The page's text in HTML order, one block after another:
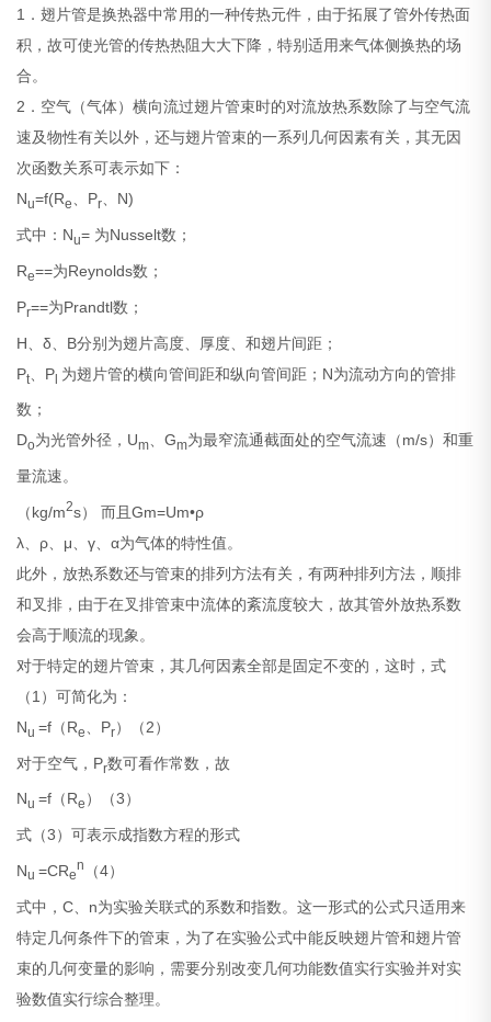
1．翅片管是换热器中常用的一种传热元件，由于拓展了管外传热面
积，故可使光管的传热热阻大大下降，特别适用来气体侧换热的场
合。
2．空气（气体）横向流过翅片管束时的对流放热系数除了与空气流
速及物性有关以外，还与翅片管束的一系列几何因素有关，其无因
次函数关系可表示如下：
Nu=f(Re、Pr、 N)
式中：Nu= 为Nusselt数；
Re==为Reynolds数；
Pr==为Prandtl数；
H、δ、B分别为翅片高度、厚度、和翅片间距；
Pt 、Pl 为翅片管的横向管间距和纵向管间距；N为流动方向的管排
数；
Do为光管外径，Um、Gm为最窄流通截面处的空气流速（m/s）和重
量流速。
（kg/m2s） 而且Gm=Um•ρ
λ、ρ、μ、γ、α为气体的特性值。
此外，放热系数还与管束的排列方法有关，有两种排列方法，顺排
和叉排，由于在叉排管束中流体的紊流度较大，故其管外放热系数
会高于顺流的现象。
对于特定的翅片管束，其几何因素全部是固定不变的，这时，式
（1）可简化为：
Nu=f（Re 、Pr）（2）
对于空气，Pr数可看作常数，故
Nu=f（Re ）（3）
式（3）可表示成指数方程的形式
Nu=CRe
n （4）
式中，C、n为实验关联式的系数和指数。这一形式的公式只适用来
特定几何条件下的管束，为了在实验公式中能反映翅片管和翅片管
束的几何变量的影响，需要分别改变几何功能数值实行实验并对实
验数值实行综合整理。